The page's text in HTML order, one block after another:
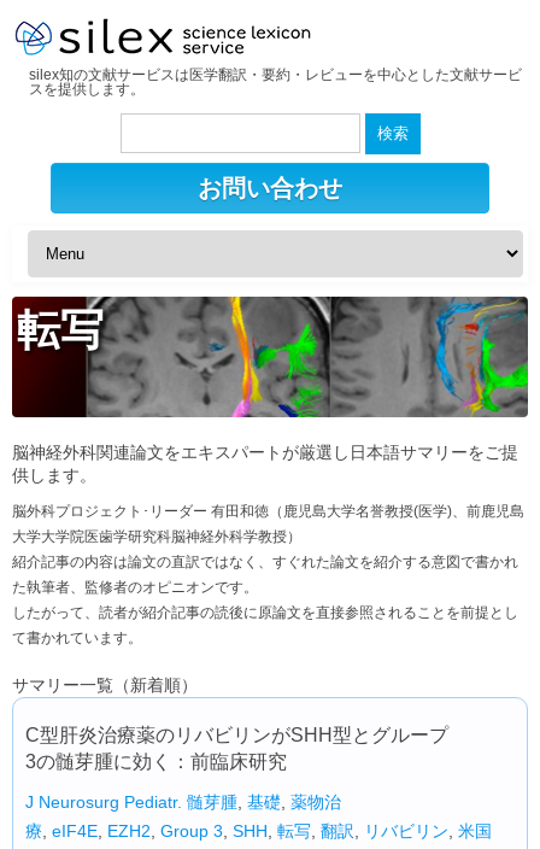
silex知の文献サービスは医学翻訳・要約・レビューを中心とした文献サービ
スを提供します。
検
お問い合わせ
転写
脳神経外科関連論文をエキスパートが厳選し日本語サマリーをご提
供します。
脳外科プロジェクト･リーダー 有田和徳（鹿児島大学名誉教授(医学)、前鹿児島
大学大学院医歯学研究科脳神経外科学教授）
紹介記事の内容は論文の直訳ではなく、すぐれた論文を紹介する意図で書かれ
た執筆者、監修者のオピニオンです。
したがって、読者が紹介記事の読後に原論文を直接参照されることを前提とし
て書かれています。
サマリー一覧（新着順）
C型肝炎治療薬のリバビリンがSHH型とグループ
3の髄芽腫に効く：前臨床研究
J Neurosurg Pediatr. 髄芽腫 基礎 薬物治
療 eIF4E EZH2 Group 3 SHH 転写 翻訳 リバビリン 米国